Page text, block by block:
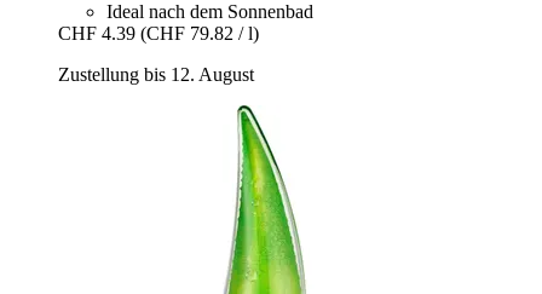
Ideal nach dem Sonnenbad
CHF 4.39 (CHF 79.82 / l)
Zustellung bis 12. August